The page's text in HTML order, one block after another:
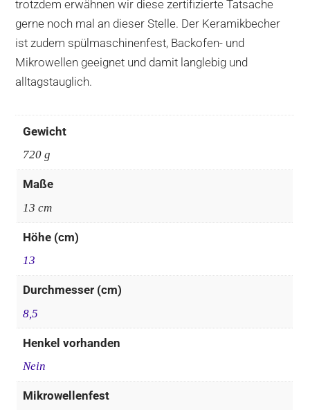
trotzdem erwähnen wir diese zertifizierte Tatsache
gerne noch mal an dieser Stelle. Der Keramikbecher
ist zudem spülmaschinenfest, Backofen- und
Mikrowellen geeignet und damit langlebig und
alltagstauglich.
Gewicht
720 g
Maße
13 cm
Höhe (cm)
13
Durchmesser (cm)
8,5
Henkel vorhanden
Nein
Mikrowellenfest